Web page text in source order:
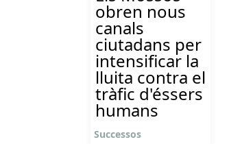
obren nous
canals
ciutadans per
intensificar la
lluita contra el
tràfic d'éssers
humans
Successos